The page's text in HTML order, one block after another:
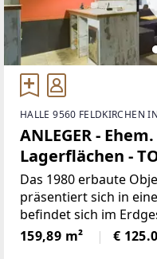
HALLE 9560 FELDKIRCHEN
ANLEGER -
Lagerflächen -
Feldkirchen in
REGION
Das 1980 erbaute
präsentiert sich in
befindet sich im
Südwesten
ehemalige
159,89 m² €